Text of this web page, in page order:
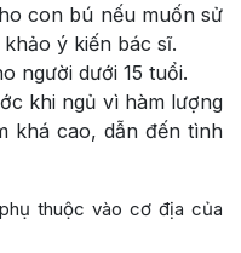
con bú nếu muốn sử
ý kiến bác sĩ.
người dưới 15 tuổi.
khi ngủ vì hàm lượng
khá cao, dẫn đến tình
thuộc vào cơ địa của